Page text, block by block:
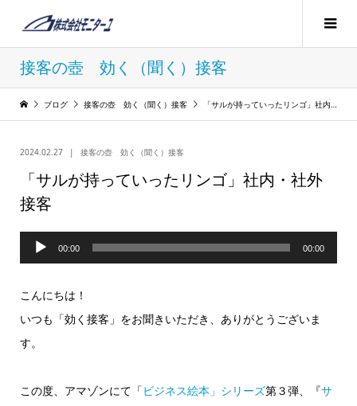
接客の壺 効く（聞く）接客
ブログ 接客の壺 効く（聞く）接客 「サルが持っていったリンゴ」社内・社外接客
2024.02.27 接客の壺 効く（聞く）接客
「サルが持っていったリンゴ」社内・社外
接客
声
プ
レ
ー
ー
00:00 00:00
こんにちは！
いつも「効く接客」をお聞きいただき、ありがとうございま
す。
この度、アマゾンにて「ビジネス絵本」シリーズ第３弾、『サ